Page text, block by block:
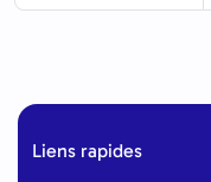
Liens rapides